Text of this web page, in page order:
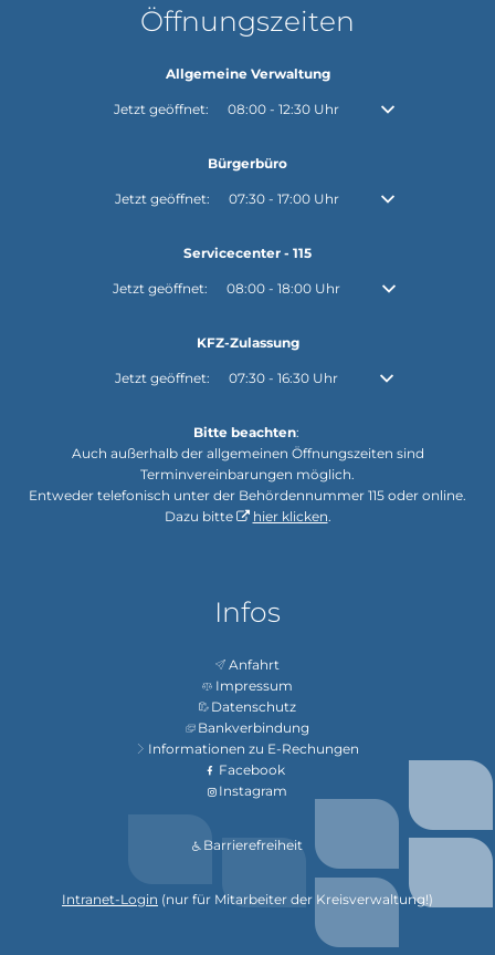
Öffnungszeiten
Allgemeine Verwaltung
Klicken, um weitere Öffnungs- oder Schließzeiten
Jetzt geöffnet: 08:00 - 12:30 Uhr Von 08:00 bis
Bürgerbüro
Klicken, um weitere Öffnungs- oder Schließzeiten
Jetzt geöffnet: 07:30- 17:00Uhr Von 07:30 bis
Servicecenter - 115
Klicken, um weitere Öffnungs- oder Schließzeiten
Jetzt geöffnet: 08:00 - 18:00 Uhr Von 08:00 bis
KFZ-Zulassung
Klicken, um weitere Öffnungs- oder Schließzeiten
Jetzt geöffnet: 07:30 - 16:30 Uhr Von 07:30 bis 16:30
Bitte beachten:
Auch außerhalb der allgemeinen Öffnungszeiten sind
Terminvereinbarungen möglich.
Entweder telefonisch unter der Behördennummer 115 oder online.
Dazu bitte
hier klicken.
Infos
Anfahrt
Impressum
Datenschutz
Bankverbindung
Informationen zu E-Rechungen
Facebook
Instagram
Barrierefreiheit
Intranet-Login (nur für Mitarbeiter der Kreisverwaltung!)